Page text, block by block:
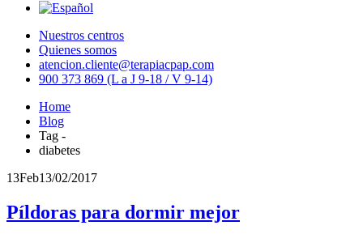
Nuestros centros
Quienes somos
atencion.cliente@terapiacpap.com
900 373 869 (L a J 9-18 / V 9-14)
Home
Blog
Tag -
diabetes
13Feb13/02/2017
Píldoras para dormir mejor